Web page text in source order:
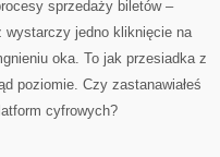
sprzedaży biletów –
wystarczy jedno kliknięcie na
oka. To jak przesiadka z
poziomie. Czy zastanawiałeś
cyfrowych?